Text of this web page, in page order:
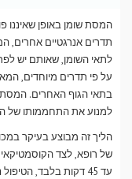
המסת שומן באופן שאיננו
תדרים אנרגטיים אחרים,
לתאי השומן, שאותם יש
על פי תדרים מיוחדים,
בתאי הגוף האחרים. המסת
למנוע את התחממותו של
הליך זה מבוצע בעיקר
עד 45 דקות בלבד,